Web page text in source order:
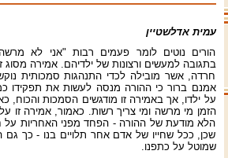
עמית אדלשטיין
הורים נוטים לומר פעמים רבות "אני לא
בתגובה למעשים ורצונות של ילדיהם. אמירה מסוג
חרדה, אשר מובילה לכדי התנהגות סמכותית
אמנם ברור כי ההורה מנסה לעשות את תפקידו
על ילדו, אך באמירה זו מודגשים הסמכות והכוח,
הזמן מי מרשה ומי צריך רשות. כאמור, אמירה זו
הלא מודעת של ההורה - הפחד מפני האחריות על
שכן, ככל שחייו של אדם אחר תלויים בנו - כך
שמוטל על כתפנו.